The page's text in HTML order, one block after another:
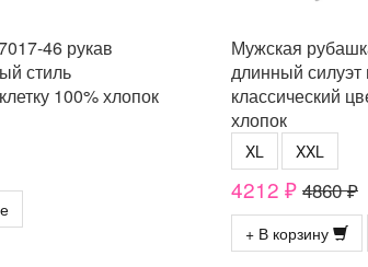
46 рукав
стиль
100% хлопок
Мужская
длинный
классический
хлопок
XL XXL
4212 ₽ 4860 ₽
+ В корзину